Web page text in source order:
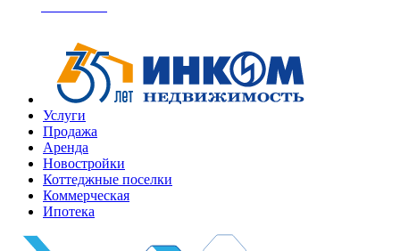
Услуги
Продажа
Аренда
Новостройки
Коттеджные поселки
Коммерческая
Ипотека